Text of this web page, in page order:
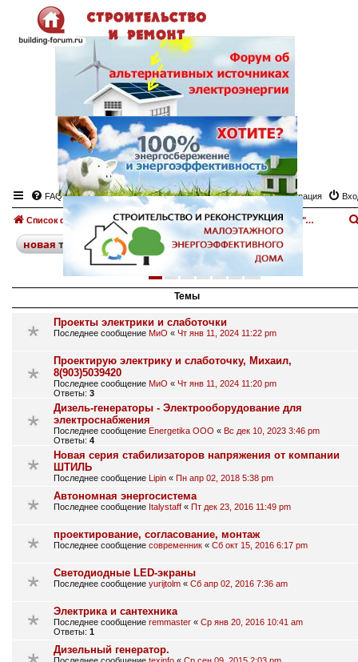
FAQ Регистрация
Список форумов Электроснабжение дома, участка. Доска объявлений "Электроснабжение"
новаятема поискрасширенный
Темы
Проекты электрики и слаботочки
Последнее сообщение МиО « Чт янв 11, 2024 11:22 pm
Проектирую электрику и слаботочку, Михаил,
8(903)5039420
Последнее сообщение МиО « Чт янв 11, 2024 11:20 pm
Ответы: 3
Дизель-генераторы - Электрооборудование для
электроснабжения
Последнее сообщение Energetika OOO « Вс дек 10, 2023 3:46 pm
Ответы: 4
Новая серия стабилизаторов напряжения от компании
ШТИЛЬ
Последнее сообщение Lipin « Пн апр 02, 2018 5:38 pm
Автономная энергосистема
Последнее сообщение Italystaff « Пт дек 23, 2016 11:49 pm
проектирование, согласование, монтаж
Последнее сообщение современник « Сб окт 15, 2016 6:17 pm
Cветодиодные LED-экраны
Последнее сообщение yurijtolm « Сб апр 02, 2016 7:36 am
Электрика и сантехника
Последнее сообщение remmaster « Ср янв 20, 2016 10:41 am
Ответы: 1
Дизельный генератор.